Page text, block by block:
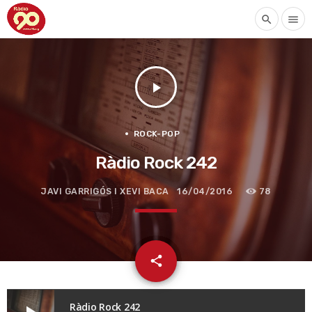
search menu
play_arrow
ROCK-POP
Ràdio Rock 242
JAVI GARRIGÓS I XEVI BACA 16/04/2016 78
share
email
Ràdio Rock 242